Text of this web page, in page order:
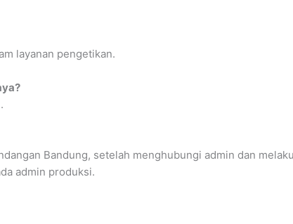
layanan pengetikan.
Bandung, setelah menghubungi admin dan
admin produksi.